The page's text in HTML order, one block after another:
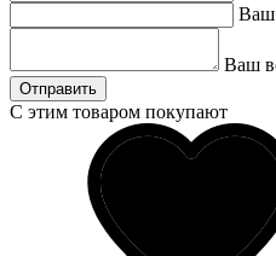
Ваш
Отправить
С этим товаром покупают